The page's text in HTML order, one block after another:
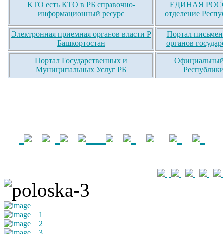
КТО есть КТО в РБ справочно-
информационный ресурс
ЕДИНАЯ
отделение
Электронная приемная органов власти Р
Башкортостан
Портал
органов
Портал Государственных и
Муниципальных Услуг РБ
Официальный